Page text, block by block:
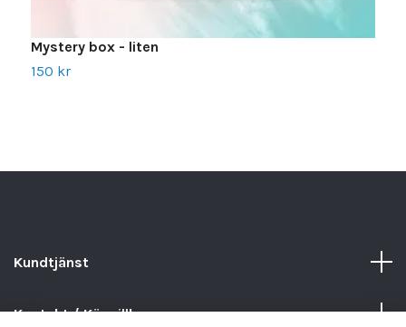
Mystery box - liten
150 kr
Kundtjänst
Kontakt / Köpvillkor